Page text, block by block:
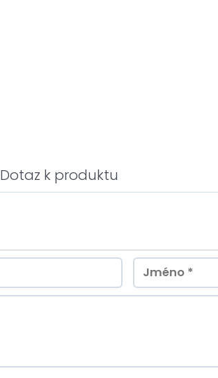
Dotaz k produktu